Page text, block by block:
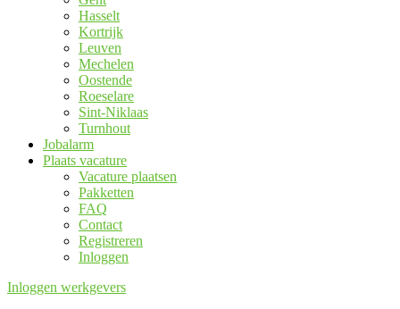
Hasselt
Kortrijk
Leuven
Mechelen
Oostende
Roeselare
Sint-Niklaas
Turnhout
Jobalarm
Plaats vacature
Vacature plaatsen
Pakketten
FAQ
Contact
Registreren
Inloggen
Inloggen werkgevers